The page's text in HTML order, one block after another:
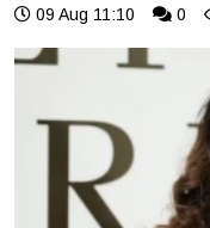
09 Aug 11:10 0